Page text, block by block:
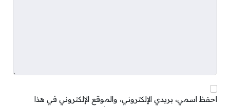
احفظ اسمي، بريدي الإلكتروني، والموقع الإلكتروني في هذا